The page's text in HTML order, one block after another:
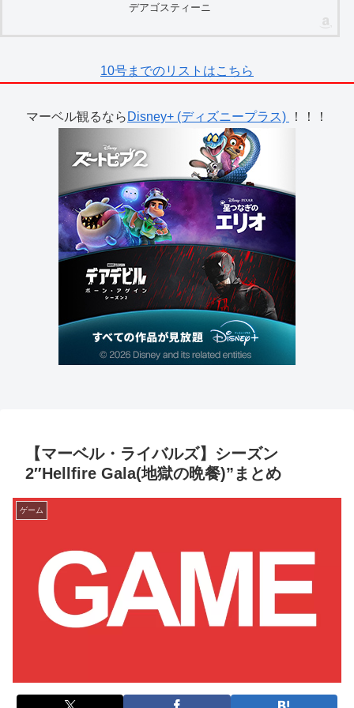
デアゴスティーニ
10号までのリストはこちら
マーベル観るなら Disney+ (ディズニープラス) ！！！
【マーベル・ライバルズ】シーズン
2″Hellfire Gala(地獄の晩餐)”まとめ
ゲーム